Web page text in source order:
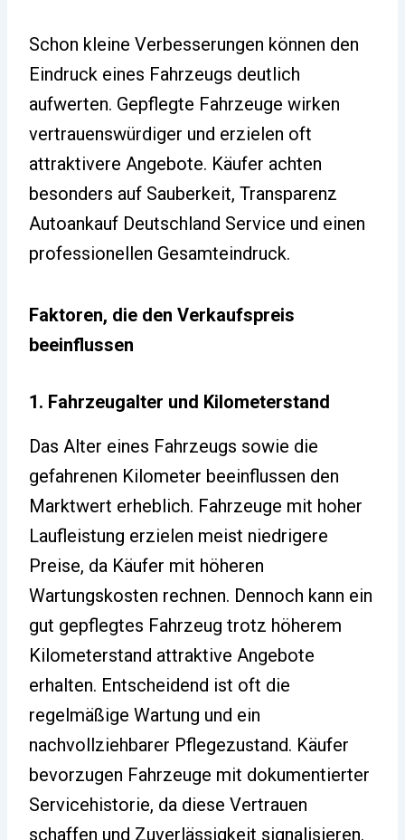
Schon kleine Verbesserungen können den
Eindruck eines Fahrzeugs deutlich
aufwerten. Gepflegte Fahrzeuge wirken
vertrauenswürdiger und erzielen oft
attraktivere Angebote. Käufer achten
besonders auf Sauberkeit, Transparenz
Autoankauf Deutschland Service und einen
professionellen Gesamteindruck.
Faktoren, die den Verkaufspreis
beeinflussen
1. Fahrzeugalter und Kilometerstand
Das Alter eines Fahrzeugs sowie die
gefahrenen Kilometer beeinflussen den
Marktwert erheblich. Fahrzeuge mit hoher
Laufleistung erzielen meist niedrigere
Preise, da Käufer mit höheren
Wartungskosten rechnen. Dennoch kann ein
gut gepflegtes Fahrzeug trotz höherem
Kilometerstand attraktive Angebote
erhalten. Entscheidend ist oft die
regelmäßige Wartung und ein
nachvollziehbarer Pflegezustand. Käufer
bevorzugen Fahrzeuge mit dokumentierter
Servicehistorie, da diese Vertrauen
schaffen und Zuverlässigkeit signalisieren.